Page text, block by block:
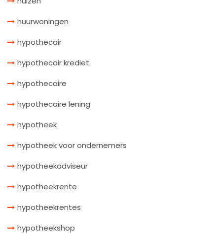
huurwoningen
hypothecair
hypothecair krediet
hypothecaire
hypothecaire lening
hypotheek
hypotheek voor ondernemers
hypotheekadviseur
hypotheekrente
hypotheekrentes
hypotheekshop